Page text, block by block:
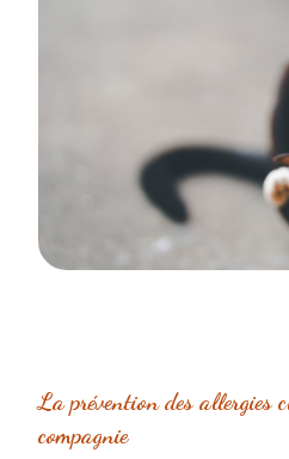
La prévention des allergies
compagnie